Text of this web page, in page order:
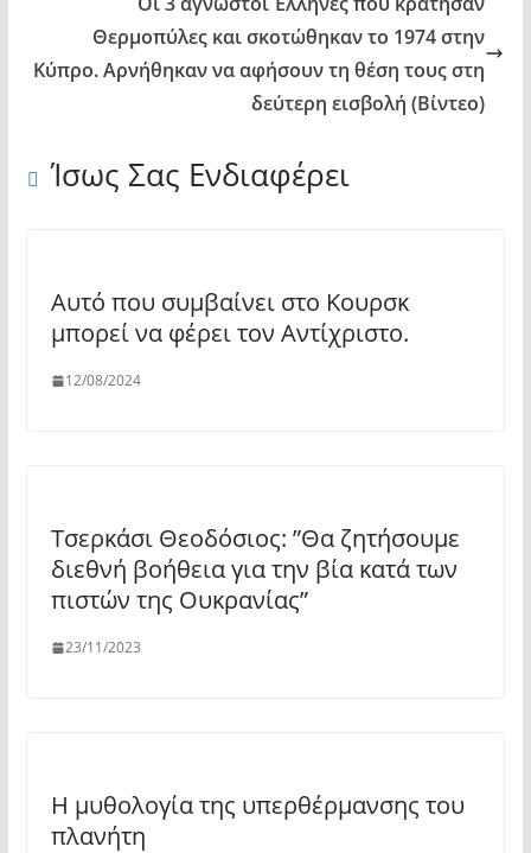
Θερμοπύλες και σκοτώθηκαν το 1974 στην
Κύπρο. Αρνήθηκαν να αφήσουν τη θέση τους στη
δεύτερη εισβολή (Βίντεο)
Ίσως Σας Ενδιαφέρει
Αυτό που συμβαίνει στο Κουρσκ
μπορεί να φέρει τον Αντίχριστο.
12/08/2024
Τσερκάσι Θεοδόσιος: ”Θα ζητήσουμε
διεθνή βοήθεια για την βία κατά των
πιστών της Ουκρανίας”
23/11/2023
Η μυθολογία της υπερθέρμανσης του
πλανήτη